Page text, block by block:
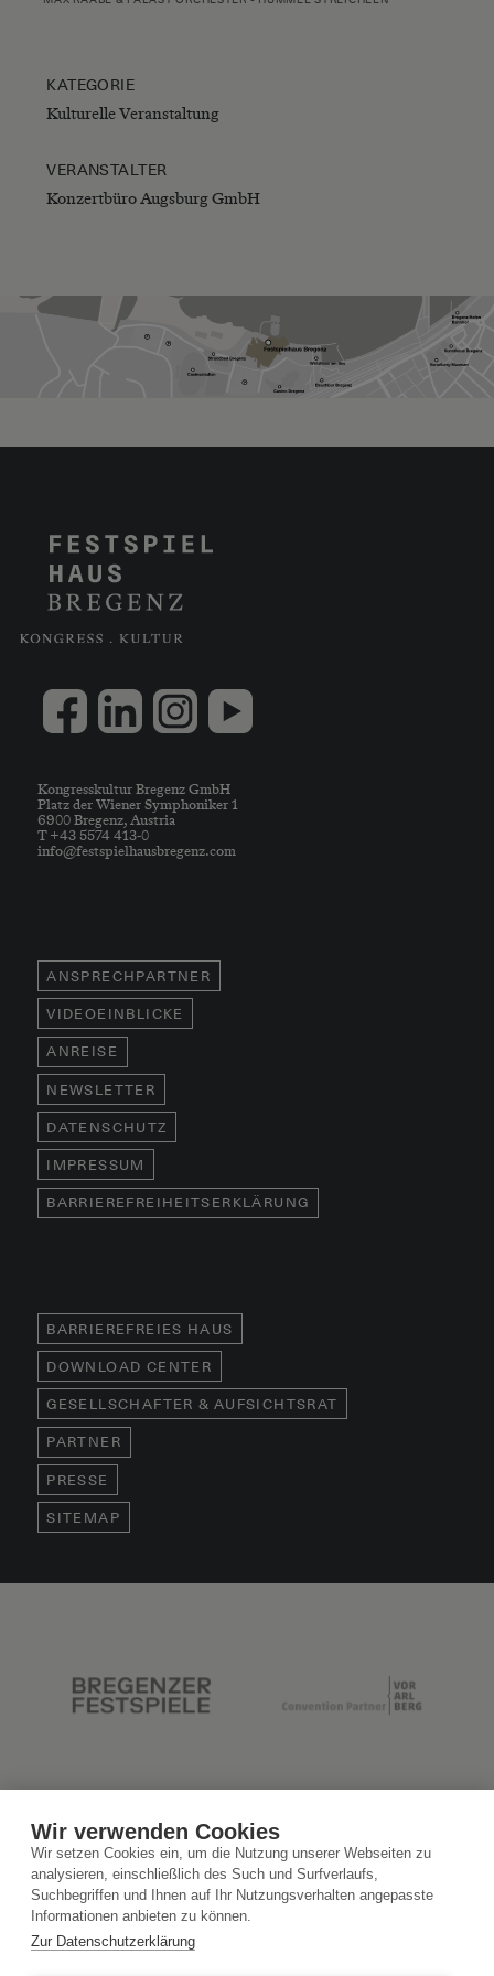
Wir verwenden Cookies
Wir setzen Cookies ein, um die Nutzung unserer Webseiten zu
analysieren, einschließlich des Such und Surfverlaufs,
Suchbegriffen und Ihnen auf Ihr Nutzungsverhalten angepasste
Informationen anbieten zu können.
Zur Datenschutzerklärung
KATEGORIE
Kulturelle Veranstaltung
VERANSTALTER
Konzertbüro Augsburg GmbH
Kongresskultur Bregenz GmbH
Platz der Wiener Symphoniker 1
6900 Bregenz, Austria
T +43 5574 413-0
info@festspielhausbregenz.com
ANSPRECHPARTNER
VIDEOEINBLICKE
ANREISE
NEWSLETTER
DATENSCHUTZ
IMPRESSUM
BARRIEREFREIHEITSERKLÄRUNG
BARRIEREFREIES HAUS
DOWNLOAD CENTER
GESELLSCHAFTER & AUFSICHTSRAT
PARTNER
PRESSE
SITEMAP